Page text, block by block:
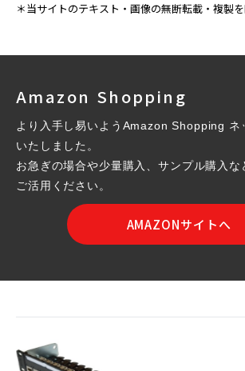
＊当サイトのテキスト・画像の無断転載・複製を
Amazon Shopping
より入手し易いようAmazon Shopping ネ
いたしました。
お急ぎの場合や少量購入、サンプル購入な
ご活用ください。
AMAZONサイトへ